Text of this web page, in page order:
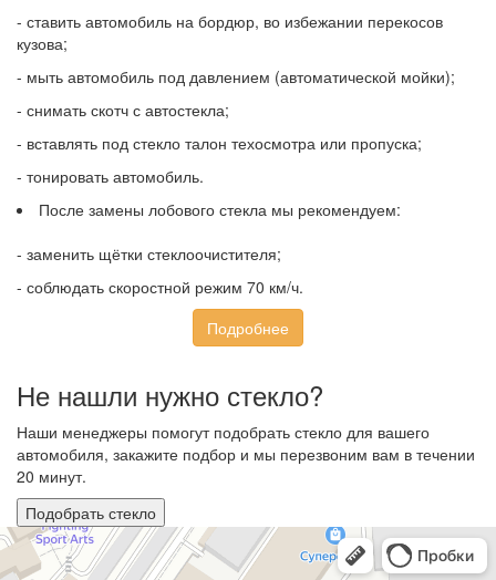
- ставить автомобиль на бордюр, во избежании перекосов
кузова;
- мыть автомобиль под давлением (автоматической мойки);
- снимать скотч с автостекла;
- вставлять под стекло талон техосмотра или пропуска;
- тонировать автомобиль.
После замены лобового стекла мы рекомендуем:
- заменить щётки стеклоочистителя;
- соблюдать скоростной режим 70 км/ч.
Подробнее
Не нашли нужно стекло?
Наши менеджеры помогут подобрать стекло для вашего
автомобиля, закажите подбор и мы перезвоним вам в течении
20 минут.
Подобрать стекло